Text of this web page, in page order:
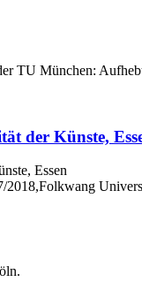
TU München:
der Künste,